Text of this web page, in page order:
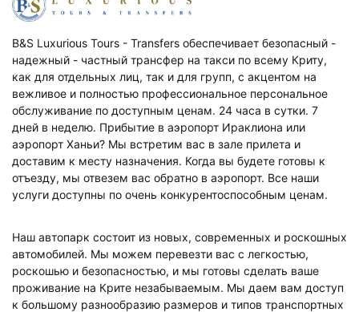
Β&S Luxurious Tours - Transfers обеспечивает безопасный -
надежный - частный трансфер на такси по всему Криту,
как для отдельных лиц, так и для групп, с акцентом на
вежливое и полностью профессиональное персональное
обслуживание по доступным ценам. 24 часа в сутки. 7
дней в неделю. Прибытие в аэропорт Ираклиона или
аэропорт Ханьи? Мы встретим вас в зале прилета и
доставим к месту назначения. Когда вы будете готовы к
отъезду, мы отвезем вас обратно в аэропорт. Все наши
услуги доступны по очень конкурентоспособным ценам.
Наш автопарк состоит из новых, современных и роскошных
автомобилей. Мы можем перевезти вас с легкостью,
роскошью и безопасностью, и мы готовы сделать ваше
проживание на Крите незабываемым. Мы даем вам доступ
к большому разнообразию размеров и типов транспортных